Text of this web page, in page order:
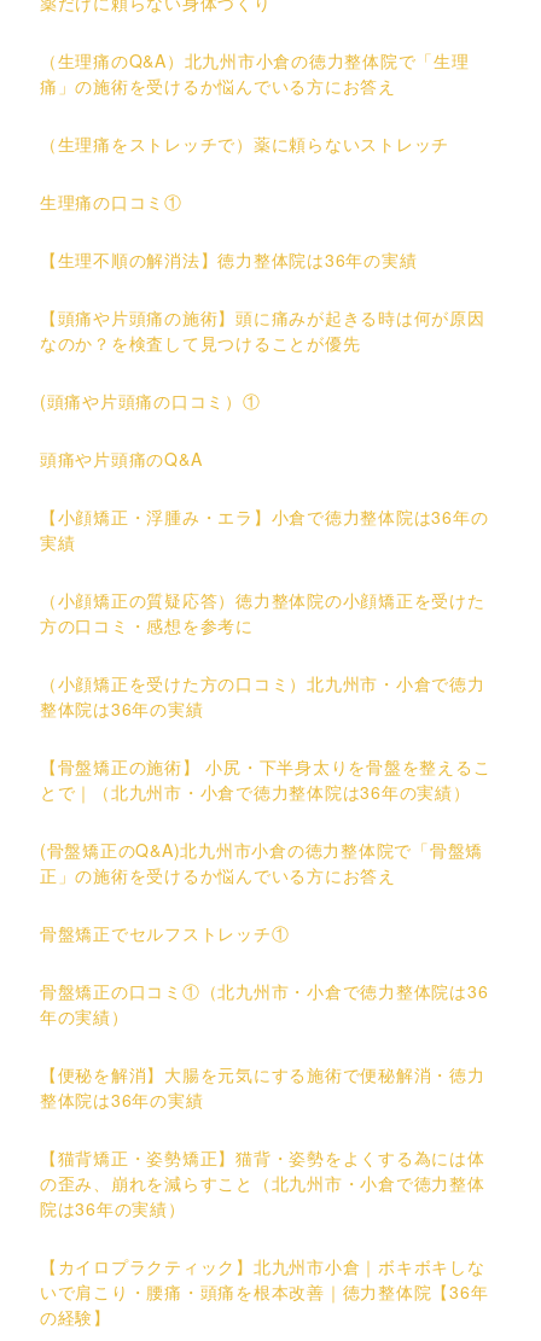
（生理痛のQ&A）北九州市小倉の徳力整体院で「生理
痛」の施術を受けるか悩んでいる方にお答え
（生理痛をストレッチで）薬に頼らないストレッチ
生理痛の口コミ①
【生理不順の解消法】徳力整体院は36年の実績
【頭痛や片頭痛の施術】頭に痛みが起きる時は何が原因
なのか？を検査して見つけることが優先
(頭痛や片頭痛の口コミ）①
頭痛や片頭痛のQ&A
【小顔矯正・浮腫み・エラ】小倉で徳力整体院は36年の
実績
（小顔矯正の質疑応答）徳力整体院の小顔矯正を受けた
方の口コミ・感想を参考に
（小顔矯正を受けた方の口コミ）北九州市・小倉で徳力
整体院は36年の実績
【骨盤矯正の施術】 小尻・下半身太りを骨盤を整えるこ
とで｜（北九州市・小倉で徳力整体院は36年の実績）
(骨盤矯正のQ&A)北九州市小倉の徳力整体院で「骨盤矯
正」の施術を受けるか悩んでいる方にお答え
骨盤矯正でセルフストレッチ①
骨盤矯正の口コミ①（北九州市・小倉で徳力整体院は36
年の実績）
【便秘を解消】大腸を元気にする施術で便秘解消・徳力
整体院は36年の実績
【猫背矯正・姿勢矯正】猫背・姿勢をよくする為には体
の歪み、崩れを減らすこと（北九州市・小倉で徳力整体
院は36年の実績）
【カイロプラクティック】北九州市小倉｜ボキボキしな
いで肩こり・腰痛・頭痛を根本改善｜徳力整体院【36年
の経験】